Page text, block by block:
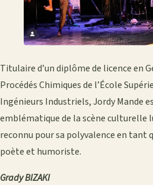
Titulaire d’un diplôme de licence en
Procédés Chimiques de l’École
Ingénieurs Industriels, Jordy Mande
emblématique de la scène culturelle
reconnu pour sa polyvalence en tant
poète et humoriste.
Grady BIZAKI